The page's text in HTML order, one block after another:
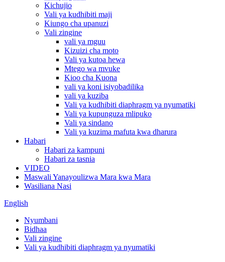
Kichujio
Vali ya kudhibiti maji
Kiungo cha upanuzi
Vali zingine
vali ya mguu
Kizuizi cha moto
Vali ya kutoa hewa
Mtego wa mvuke
Kioo cha Kuona
vali ya koni isiyobadilika
vali ya kuziba
Vali ya kudhibiti diaphragm ya nyumatiki
Vali ya kupunguza mlipuko
Vali ya sindano
Vali ya kuzima mafuta kwa dharura
Habari
Habari za kampuni
Habari za tasnia
VIDEO
Maswali Yanayoulizwa Mara kwa Mara
Wasiliana Nasi
English
Nyumbani
Bidhaa
Vali zingine
Vali ya kudhibiti diaphragm ya nyumatiki